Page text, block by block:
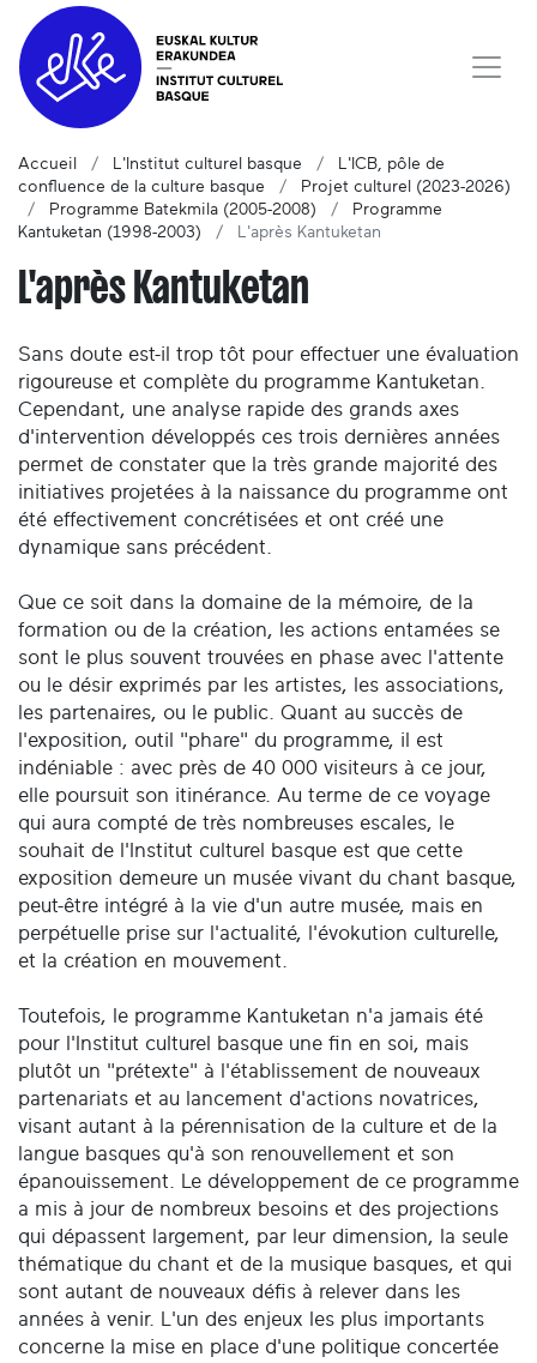
Accueil L'Institut culturel basque
L'ICB, pôle de
confluence de la culture basque
Projet culturel (2023-2026)
Programme Batekmila (2005-2008)
Programme
Kantuketan (1998-2003)
L'après Kantuketan
L'après Kantuketan
Sans doute est-il trop tôt pour effectuer une évaluation
rigoureuse et complète du programme Kantuketan.
Cependant, une analyse rapide des grands axes
d'intervention développés ces trois dernières années
permet de constater que la très grande majorité des
initiatives projetées à la naissance du programme ont
été effectivement concrétisées et ont créé une
dynamique sans précédent.
Que ce soit dans la domaine de la mémoire, de la
formation ou de la création, les actions entamées se
sont le plus souvent trouvées en phase avec l'attente
ou le désir exprimés par les artistes, les associations,
les partenaires, ou le public. Quant au succès de
l'exposition, outil "phare" du programme, il est
indéniable : avec près de 40 000 visiteurs à ce jour,
elle poursuit son itinérance. Au terme de ce voyage
qui aura compté de très nombreuses escales, le
souhait de l'Institut culturel basque est que cette
exposition demeure un musée vivant du chant basque,
peut-être intégré à la vie d'un autre musée, mais en
perpétuelle prise sur l'actualité, l'évokution culturelle,
et la création en mouvement.
Toutefois, le programme Kantuketan n'a jamais été
pour l'Institut culturel basque une fin en soi, mais
plutôt un "prétexte" à l'établissement de nouveaux
partenariats et au lancement d'actions novatrices,
visant autant à la pérennisation de la culture et de la
langue basques qu'à son renouvellement et son
épanouissement. Le développement de ce programme
a mis à jour de nombreux besoins et des projections
qui dépassent largement, par leur dimension, la seule
thématique du chant et de la musique basques, et qui
sont autant de nouveaux défis à relever dans les
années à venir. L'un des enjeux les plus importants
concerne la mise en place d'une politique concertée